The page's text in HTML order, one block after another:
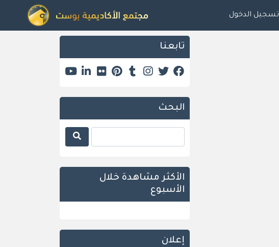
تسجيل الدخول
تابعنا
البحث
الأكثر مشاهدة خلال
الأسبوع
إعلان